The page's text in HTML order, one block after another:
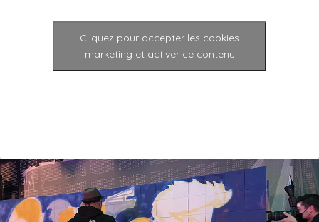
Cliquez pour accepter les cookies
marketing et activer ce contenu